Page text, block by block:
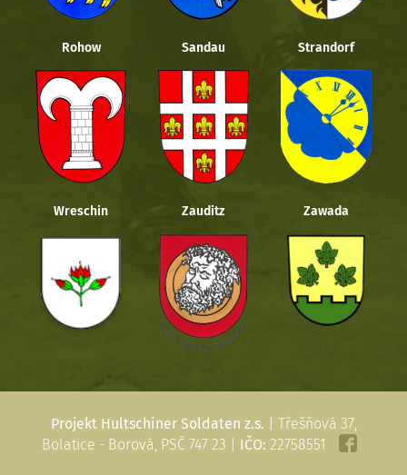
Rohow Sandau Strandorf
Wreschin Zauditz Zawada
Projekt Hultschiner Soldaten z.s. | Třešňová 37,
Bolatice - Borová, PSČ 747 23 | IČO: 22758551